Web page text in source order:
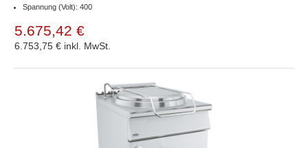
Spannung (Volt): 400
5.675,42 €
6.753,75 € inkl. MwSt.